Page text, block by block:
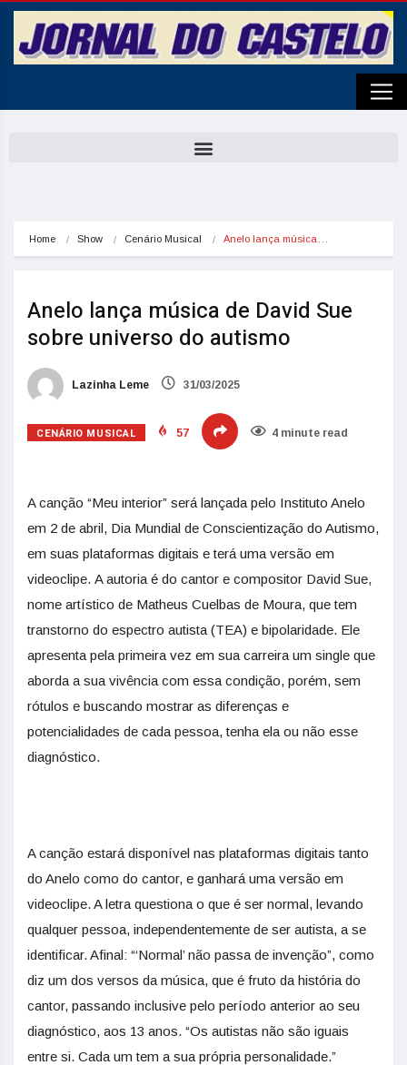
Home Show Cenário Musical Anelo lança música…
Anelo lança música de David Sue
sobre universo do autismo
Lazinha Leme 31/03/2025
CENÁRIO MUSICAL 57 4 minute read
A canção “Meu interior” será lançada pelo Instituto Anelo
em 2 de abril, Dia Mundial de Conscientização do Autismo,
em suas plataformas digitais e terá uma versão em
videoclipe. A autoria é do cantor e compositor David Sue,
nome artístico de Matheus Cuelbas de Moura, que tem
transtorno do espectro autista (TEA) e bipolaridade. Ele
apresenta pela primeira vez em sua carreira um single que
aborda a sua vivência com essa condição, porém, sem
rótulos e buscando mostrar as diferenças e
potencialidades de cada pessoa, tenha ela ou não esse
diagnóstico.
A canção estará disponível nas plataformas digitais tanto
do Anelo como do cantor, e ganhará uma versão em
videoclipe. A letra questiona o que é ser normal, levando
qualquer pessoa, independentemente de ser autista, a se
identificar. Afinal: “‘Normal’ não passa de invenção”, como
diz um dos versos da música, que é fruto da história do
cantor, passando inclusive pelo período anterior ao seu
diagnóstico, aos 13 anos. “Os autistas não são iguais
entre si. Cada um tem a sua própria personalidade.”